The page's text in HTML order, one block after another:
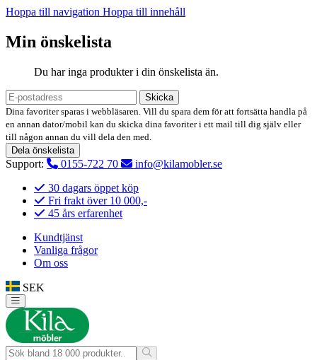
Hoppa till navigation Hoppa till innehåll
Min önskelista
Du har inga produkter i din önskelista än.
Skicka
Dina favoriter sparas i webbläsaren. Vill du spara dem för att fortsätta handla på
en annan dator/mobil kan du skicka dina favoriter i ett mail till dig själv eller
till någon annan du vill dela den med.
Dela önskelista
Support: 0155-722 70
info@kilamobler.se
30 dagars öppet köp
Fri frakt över 10 000,-
45 års erfarenhet
Kundtjänst
Vanliga frågor
Om oss
SEK